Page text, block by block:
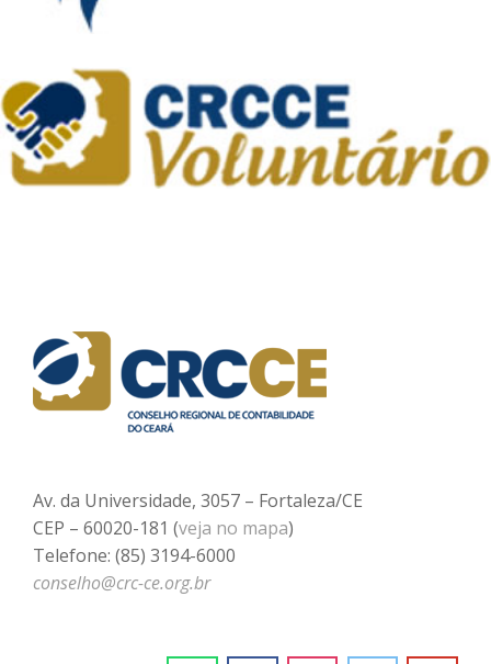
Av. da Universidade, 3057 – Fortaleza/CE
CEP – 60020-181 (veja no mapa)
Telefone: (85) 3194-6000
conselho@crc-ce.org.br